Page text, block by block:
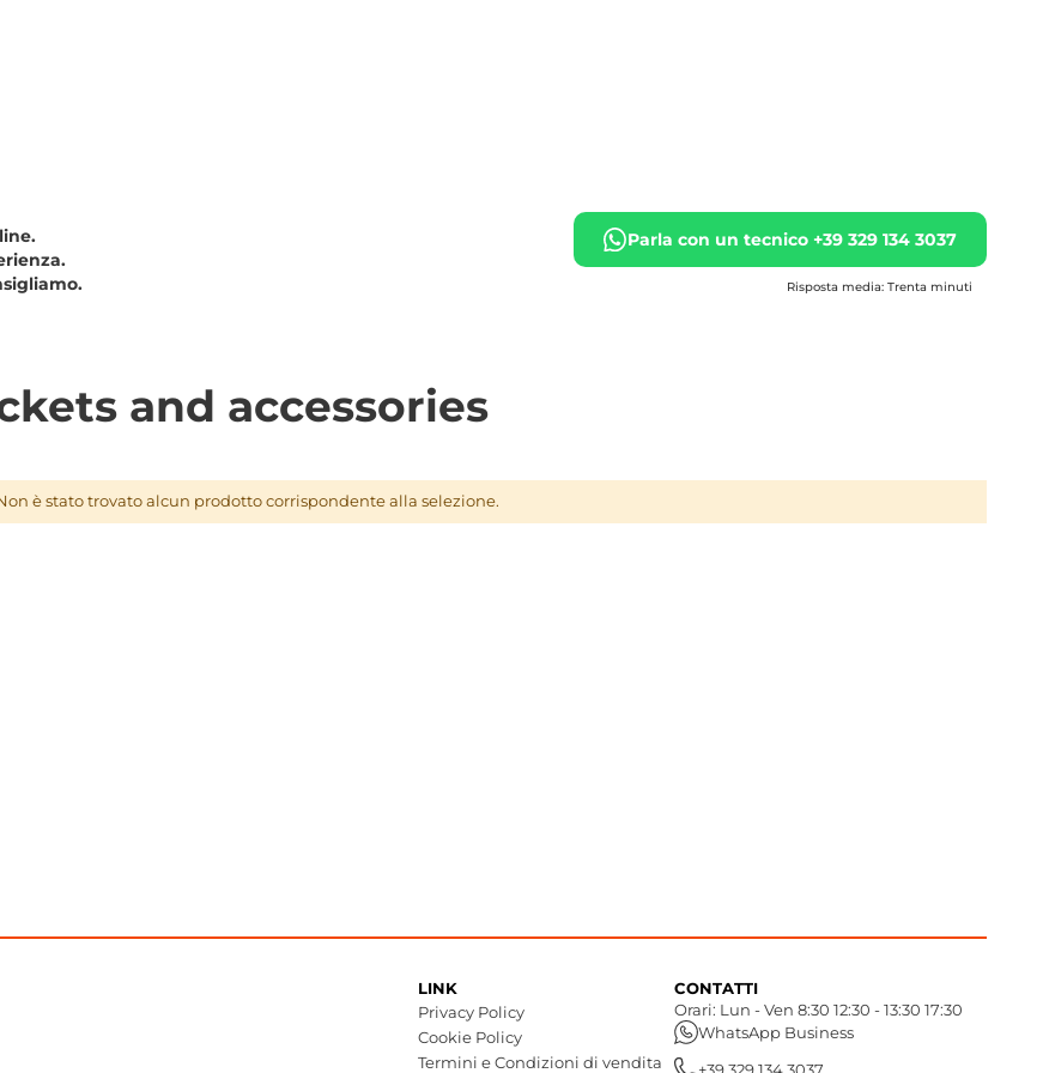
Parla con un tecnico +39 329 134 3037
Risposta media: Trenta minuti
and accessories
è stato trovato alcun prodotto corrispondente alla selezione.
LINK
Privacy Policy
Cookie Policy
Termini e Condizioni di vendita
CONTATTI
Orari: Lun - Ven 8:30 12:30 - 13:30 17:30
WhatsApp Business
+39 329 134 3037